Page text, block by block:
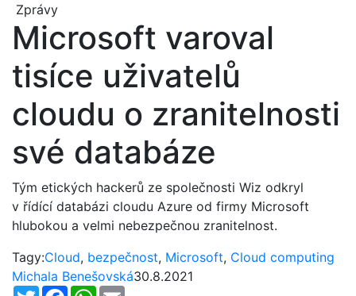
Zprávy
Microsoft varoval
tisíce uživatelů
cloudu o zranitelnosti
své databáze
Tým etických hackerů ze společnosti Wiz odkryl
v řídící databázi cloudu Azure od firmy Microsoft
hlubokou a velmi nebezpečnou zranitelnost.
Tagy:Cloud, bezpečnost, Microsoft, Cloud computing
Michala Benešovská30.8.2021
TwitterFacebookWhatsApp